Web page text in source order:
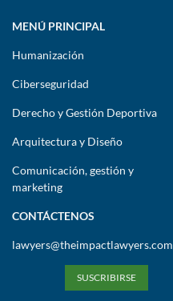
MENÚ PRINCIPAL
Humanización
Ciberseguridad
Derecho y Gestión Deportiva
Arquitectura y Diseño
Comunicación, gestión y
marketing
CONTÁCTENOS
lawyers@theimpactlawyers.com
SUSCRIBIRSE